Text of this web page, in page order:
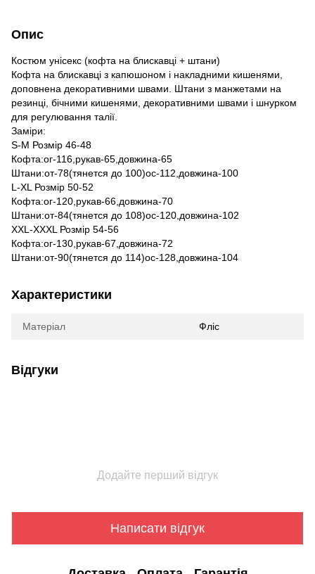
Опис
Костюм унісекс (кофта на блискавці + штани)
Кофта на блискавці з капюшоном і накладними кишенями,
доповнена декоративними швами. Штани з манжетами на
резинці, бічними кишенями, декоративними швами і шнурком
для регулювання талії.
Заміри:
S-M Розмір 46-48
Кофта:ог-116,рукав-65,довжина-65
Штани:от-78(тянется до 100)ос-112,довжина-100
L-XL Розмір 50-52
Кофта:ог-120,рукав-66,довжина-70
Штани:от-84(тянется до 108)ос-120,довжина-102
XXL-XXXL Розмір 54-56
Кофта:ог-130,рукав-67,довжина-72
Штани:от-90(тянется до 114)ос-128,довжина-104
Характеристики
Матеріал Фліс
Відгуки
Додайте перший відгук
Написати відгук